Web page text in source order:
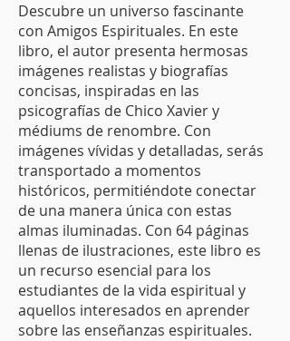
​Descubre un universo fascinante
con Amigos Espirituales. En este
libro, el autor presenta hermosas
imágenes realistas y biografías
concisas, inspiradas en las
psicografías de Chico Xavier y
médiums de renombre. Con
imágenes vívidas y detalladas, serás
transportado a momentos
históricos, permitiéndote conectar
de una manera única con estas
almas iluminadas. Con 64 páginas
llenas de ilustraciones, este libro es
un recurso esencial para los
estudiantes de la vida espiritual y
aquellos interesados ​​en aprender
sobre las enseñanzas espirituales.